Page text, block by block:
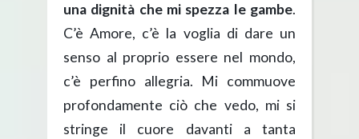
una dignità che mi spezza le gambe.
C’è Amore, c’è la voglia di dare un
senso al proprio essere nel mondo,
c’è perfino allegria. Mi commuove
profondamente ciò che vedo, mi si
stringe il cuore davanti a tanta